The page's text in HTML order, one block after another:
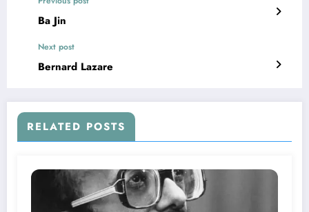
Ba Jin
Next post
Bernard Lazare
RELATED POSTS